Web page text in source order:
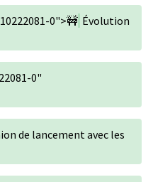
0">🚧 Évolution
0"
de lancement avec les